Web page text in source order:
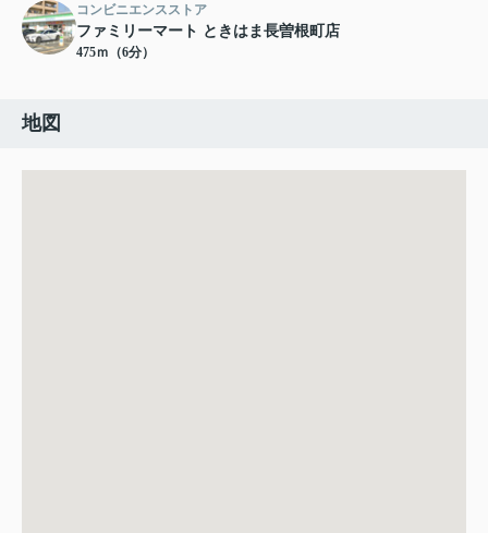
コンビニエンスストア
ファミリーマート ときはま長曽根町店
475ｍ（6分）
地図